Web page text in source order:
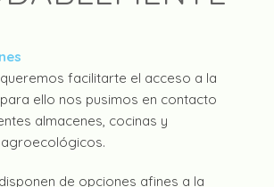
queremos facilitarte el acceso a la
ello nos pusimos en contacto
almacenes, cocinas y
de opciones afines a la